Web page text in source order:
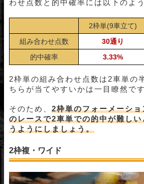
わせ点数と的中確率には以下のよ
2枠単(9車立て)
組み合わせ点数
30通り
的中確率
3.33%
2枠単の組み合わせ点数は2車単の
ちらが当てやすいかは一目瞭然です
そのため、 2枠単のフォーメーシ
のレースで2車単での的中が難し
うようにしましょう。
2枠複・ワイド